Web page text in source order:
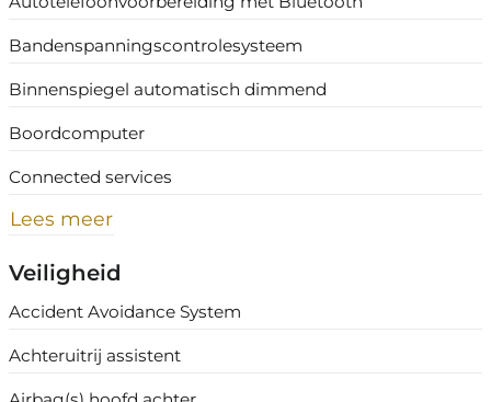
Bandenspanningscontrolesysteem
Binnenspiegel automatisch dimmend
Boordcomputer
Connected services
Lees meer
Veiligheid
Accident Avoidance System
Achteruitrij assistent